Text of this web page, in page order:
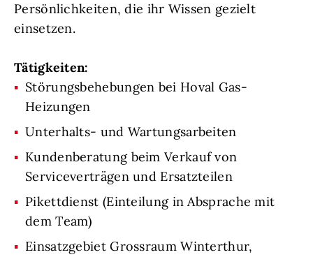
Persönlichkeiten, die ihr Wissen gezielt
einsetzen.
Tätigkeiten:
Störungsbehebungen bei Hoval Gas-
Heizungen
Unterhalts- und Wartungsarbeiten
Kundenberatung beim Verkauf von
Serviceverträgen und Ersatzteilen
Pikettdienst (Einteilung in Absprache mit
dem Team)
Einsatzgebiet Grossraum Winterthur,